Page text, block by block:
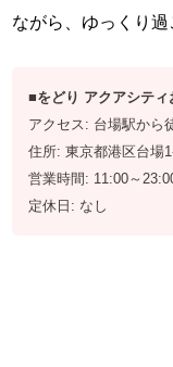
ながら、ゆっくり過
■をどり アクアシティ
アクセス: 台場駅から
住所: 東京都港区台場
営業時間: 11:00～
定休日: なし